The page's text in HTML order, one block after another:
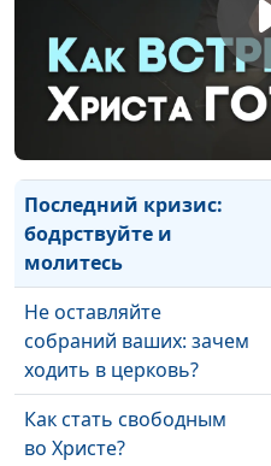
Я сомневаюсь. Это
плохо?
Библейское понимание
веры
Последний кризис:
бодрствуйте и
молитесь
Не оставляйте
собраний ваших: зачем
ходить в церковь?
Как стать свободным
во Христе?